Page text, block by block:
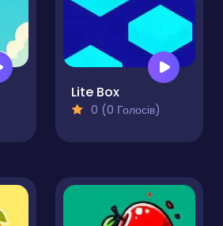
Lite Box
0 (0 Голосів)